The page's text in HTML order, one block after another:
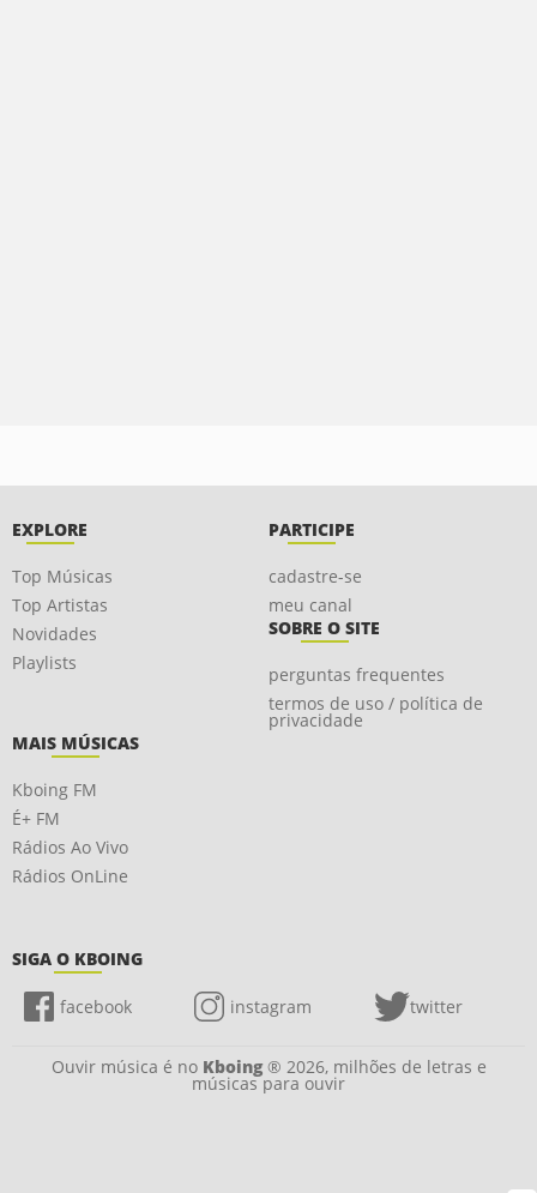
EXPLORE
Top Músicas
Top Artistas
Novidades
Playlists
PARTICIPE
cadastre-se
meu canal
SOBRE O SITE
perguntas frequentes
termos de uso / política de
privacidade
MAIS MÚSICAS
Kboing FM
É+ FM
Rádios Ao Vivo
Rádios OnLine
SIGA O KBOING
facebook instagram twitter
Ouvir música é no Kboing® 2026, milhões de letras e
músicas para ouvir